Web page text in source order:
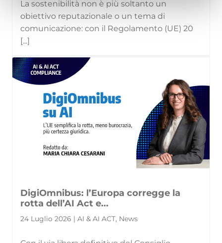
La sostenibilità non è più soltanto un
obiettivo reputazionale o un tema di
comunicazione: con il Regolamento (UE) 20
[...]
DigiOmnibus: l’Europa corregge la
rotta dell’AI Act e...
24 Luglio 2026 | AI & AI ACT, News